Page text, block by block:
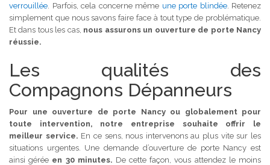
verrouillée . Parfois, cela concerne même une porte blindée. Retenez
simplement que nous savons faire face à tout type de problématique.
Et dans tous les cas, nous assurons un ouverture de porte Nancy
réussie.
Les qualités des
Compagnons Dépanneurs
Pour une ouverture de porte Nancy ou globalement pour
toute intervention, notre entreprise souhaite offrir le
meilleur service. En ce sens, nous intervenons au plus vite sur les
situations urgentes. Une demande d’ouverture de porte Nancy est
ainsi gérée en 30 minutes. De cette façon, vous attendez le moins